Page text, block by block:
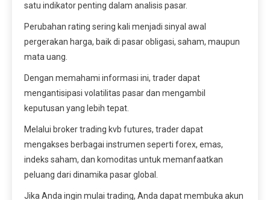
satu indikator penting dalam analisis pasar.
Perubahan rating sering kali menjadi sinyal awal
pergerakan harga, baik di pasar obligasi, saham, maupun
mata uang.
Dengan memahami informasi ini, trader dapat
mengantisipasi volatilitas pasar dan mengambil
keputusan yang lebih tepat.
Melalui broker trading kvb futures, trader dapat
mengakses berbagai instrumen seperti forex, emas,
indeks saham, dan komoditas untuk memanfaatkan
peluang dari dinamika pasar global.
Jika Anda ingin mulai trading, Anda dapat membuka akun